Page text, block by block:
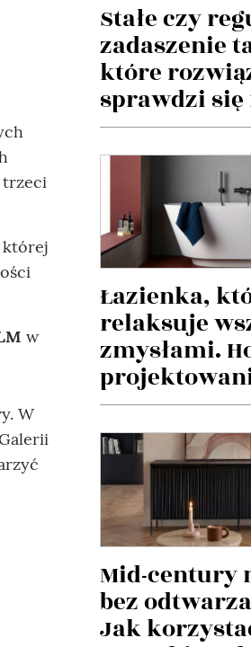
trzeci
której
w
W
Stałe czy
zadaszenie
które
sprawdzi
Łazienka,
relaksuje
zmysłami.
Mid-century
bez
Jak